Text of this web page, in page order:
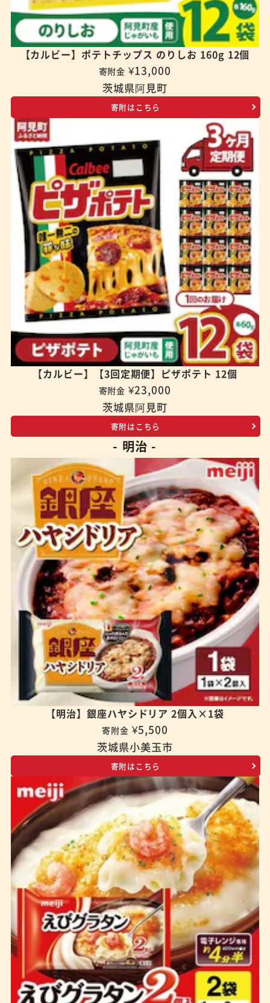
【カルビー】ポテトチップス のりしお 160g 12個
寄附金 ¥13,000
茨城県阿見町
寄附はこちら
【カルビー】【3回定期便】ピザポテト 12個
寄附金 ¥23,000
茨城県阿見町
寄附はこちら
- 明治 -
【明治】銀座ハヤシドリア 2個入×1袋
寄附金 ¥5,500
茨城県小美玉市
寄附はこちら